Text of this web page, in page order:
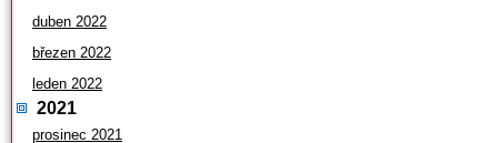
duben 2022
březen 2022
leden 2022
2021
prosinec 2021